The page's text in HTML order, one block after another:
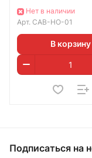
ноутбука Huawei
MateBook 13, 14,
Нет в наличии
Арт. CAB-HO-01
В корзину
Подписаться на